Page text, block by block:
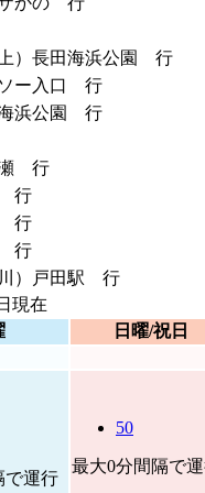
）長田海浜公園 行
ソー入口 行
海浜公園 行
瀬 行
行
行
行
）戸田駅 行
現在
日曜/祝日
で運行
50
最大0分間隔で